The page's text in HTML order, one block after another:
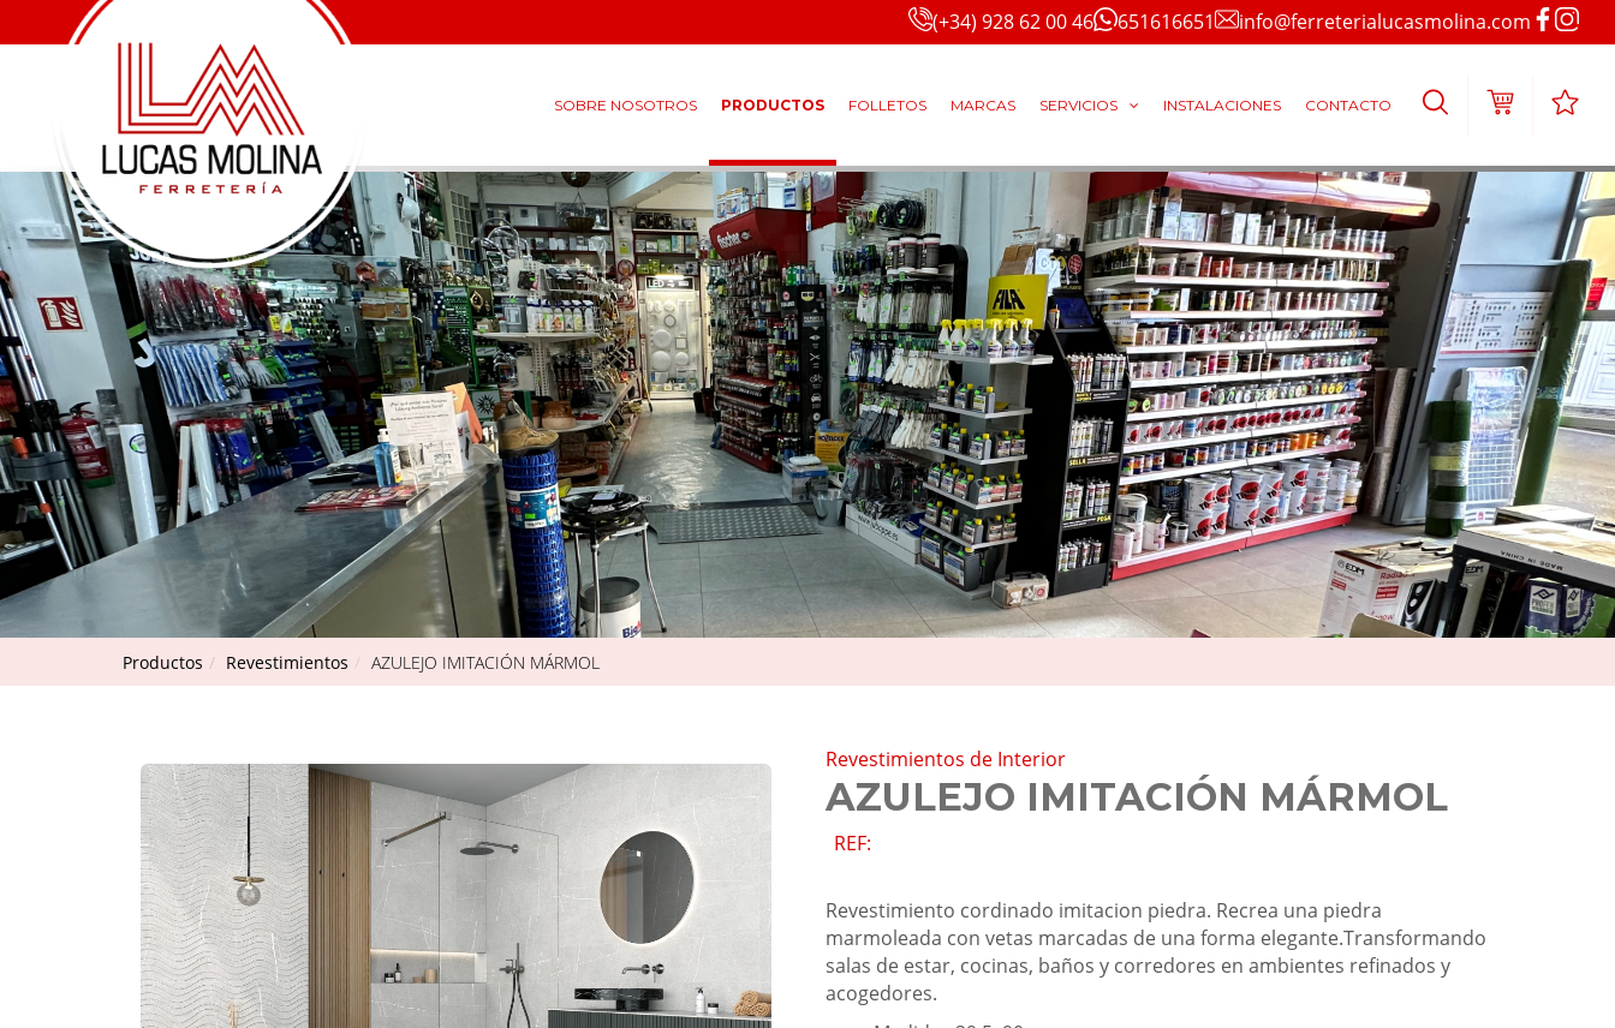
(+34) 928 62 00 46 651616651 info@ferreterialucasmolina.com
SOBRE NOSOTROS PRODUCTOS FOLLETOS MARCAS SERVICIOS INSTALACIONES CONTACTO
SOBRE
NOSOTROS
PRODUCTOS
FOLLETOS
MARCAS
SERVICIOS
INSTALACIONES
CONTACTO
WHATSAPP
LLAMAR
AHORA
Productos Revestimientos AZULEJO IMITACIÓN MÁRMOL
Revestimientos de Interior
AZULEJO IMITACIÓN MÁRMOL
REF:
Revestimiento cordinado imitacion piedra. Recrea una piedra
marmoleada con vetas marcadas de una forma elegante.Transformando
salas de estar, cocinas, baños y corredores en ambientes refinados y
acogedores.